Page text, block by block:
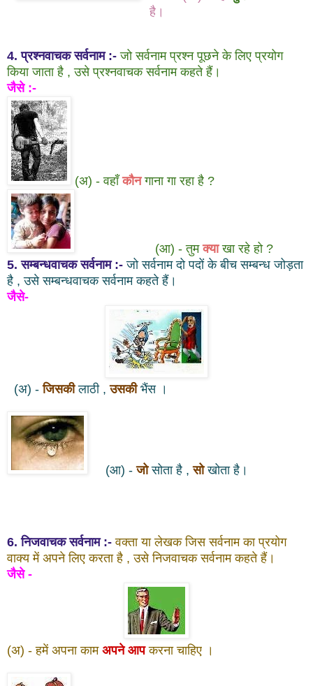
है।
4. प्रश्नवाचक सर्वनाम :- जो सर्वनाम प्रश्न पूछने के लिए प्रयोग
किया जाता है , उसे प्रश्नवाचक सर्वनाम कहते हैं।
जैसे :-
(अ) - वहाँकौनगाना गा रहा है ?
(आ) - तुमक्याखा रहे हो ?
5. सम्बन्धवाचक सर्वनाम :- जो सर्वनाम दो पदों के बीच सम्बन्ध जोड़ता
है , उसे सम्बन्धवाचक सर्वनाम कहते हैं।
जैसे-
(अ) -जिसकीलाठी ,उसकीभैंस ।
(आ) -जोसोता है ,सोखोता है।
6. निजवाचक सर्वनाम :- वक्ता या लेखक जिस सर्वनाम का प्रयोग
वाक्य में अपने लिए करता है , उसे निजवाचक सर्वनाम कहते हैं।
जैसे -
(अ) - हमें अपना काम अपने आप करना चाहिए ।